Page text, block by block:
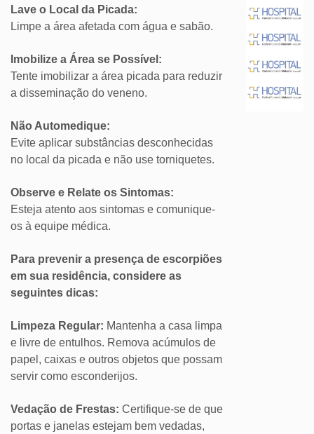
Lave o Local da Picada:
Limpe a área afetada com água e sabão.
Imobilize a Área se Possível:
Tente imobilizar a área picada para reduzir
a disseminação do veneno.
Não Automedique:
Evite aplicar substâncias desconhecidas
no local da picada e não use torniquetes.
Observe e Relate os Sintomas:
Esteja atento aos sintomas e comunique-
os à equipe médica.
Para prevenir a presença de escorpiões
em sua residência, considere as
seguintes dicas:
Limpeza Regular: Mantenha a casa limpa
e livre de entulhos. Remova acúmulos de
papel, caixas e outros objetos que possam
servir como esconderijos.
Vedação de Frestas: Certifique-se de que
portas e janelas estejam bem vedadas,